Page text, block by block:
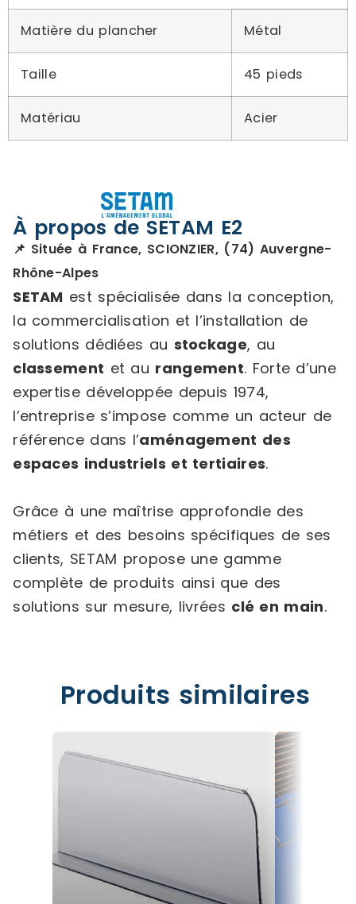
Matière du plancher Métal
Taille 45 pieds
Matériau Acier
À propos de SETAM E2
📌 Située à France, SCIONZIER, (74) Auvergne-
Rhône-Alpes
SETAM est spécialisée dans la conception,
la commercialisation et l’installation de
solutions dédiées au stockage, au
classement et au rangement. Forte d’une
expertise développée depuis 1974,
l’entreprise s’impose comme un acteur de
référence dans l’aménagement des
espaces industriels et tertiaires.
Grâce à une maîtrise approfondie des
métiers et des besoins spécifiques de ses
clients, SETAM propose une gamme
complète de produits ainsi que des
solutions sur mesure, livrées clé en main.
Produits similaires